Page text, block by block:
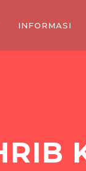
INFORMASI